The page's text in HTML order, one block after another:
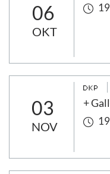
06
OKT
03
NOV
+